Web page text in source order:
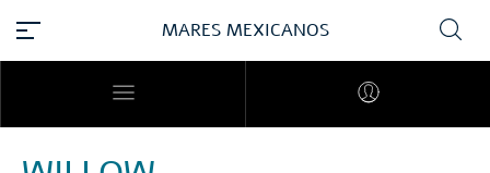
MARES MEXICANOS